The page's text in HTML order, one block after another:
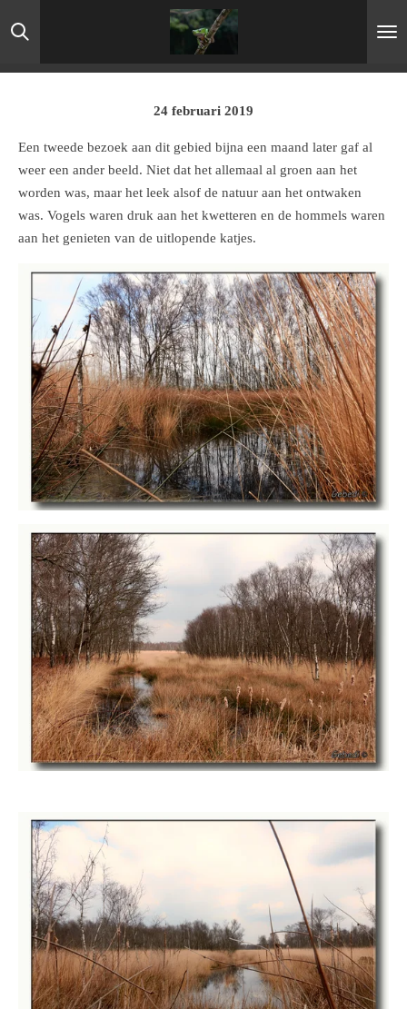
Ga
direct
24 februari 2019
Een tweede bezoek aan dit gebied bijna een maand later gaf al
weer een ander beeld. Niet dat het allemaal al groen aan het
worden was, maar het leek alsof de natuur aan het ontwaken
was. Vogels waren druk aan het kwetteren en de hommels waren
aan het genieten van de uitlopende katjes.